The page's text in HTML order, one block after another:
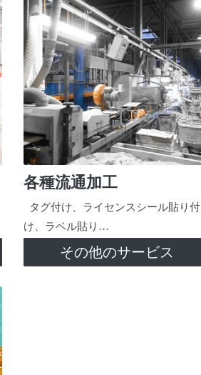
各種流通加工
タグ付け、ライセンスシール貼り付
け、ラベル貼り…
その他のサービス